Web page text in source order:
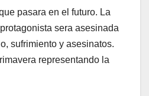
pasara en el futuro. La
sera asesinada
sufrimiento y asesinatos.
representando la